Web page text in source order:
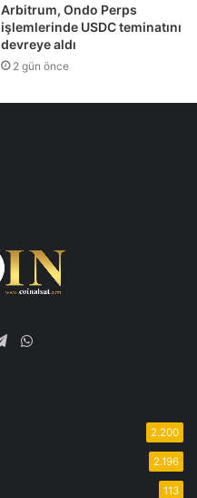
Arbitrum, Ondo Perps
işlemlerinde USDC teminatını
devreye aldı
2 gün önce
WhatsApp
2.200
2.196
113